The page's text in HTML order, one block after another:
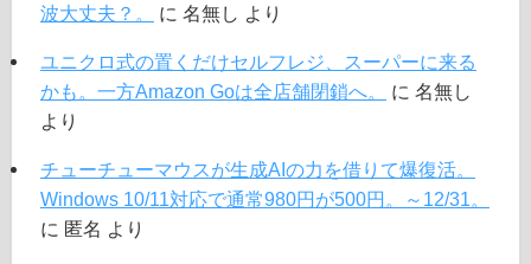
波大丈夫？。
に 名無し より
ユニクロ式の置くだけセルフレジ、スーパーに来る
かも。一方Amazon Goは全店舗閉鎖へ。
に 名無し
より
チューチューマウスが生成AIの力を借りて爆復活。
Windows 10/11対応で通常980円が500円。～12/31。
に 匿名 より